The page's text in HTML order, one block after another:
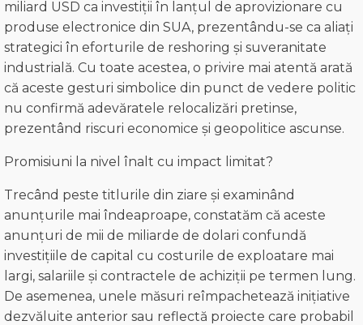
miliard USD ca investiții în lanțul de aprovizionare cu
produse electronice din SUA, prezentându-se ca aliați
strategici în eforturile de reshoring și suveranitate
industrială. Cu toate acestea, o privire mai atentă arată
că aceste gesturi simbolice din punct de vedere politic
nu confirmă adevăratele relocalizări pretinse,
prezentând riscuri economice și geopolitice ascunse.
Promisiuni la nivel înalt cu impact limitat?
Trecând peste titlurile din ziare și examinând
anunțurile mai îndeaproape, constatăm că aceste
anunțuri de mii de miliarde de dolari confundă
investițiile de capital cu costurile de exploatare mai
largi, salariile și contractele de achiziții pe termen lung.
De asemenea, unele măsuri reîmpachetează inițiative
dezvăluite anterior sau reflectă proiecte care probabil